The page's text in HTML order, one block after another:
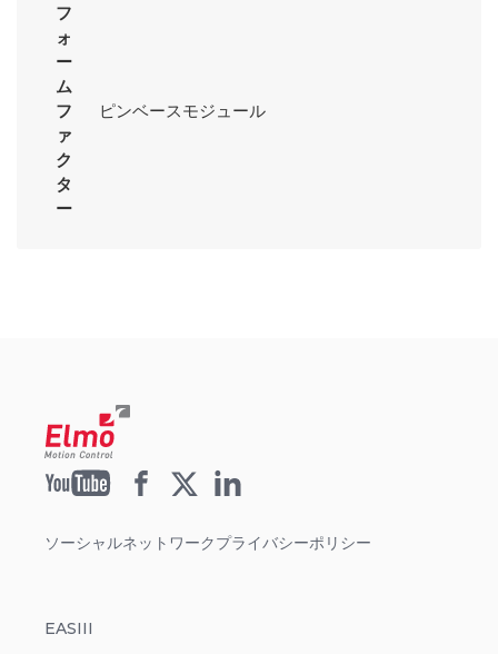
フ
ォ
ー
ム
フ
ァ
ク
タ
ー
ピンベースモジュール
ソーシャルネットワークプライバシーポリシー
EASIII